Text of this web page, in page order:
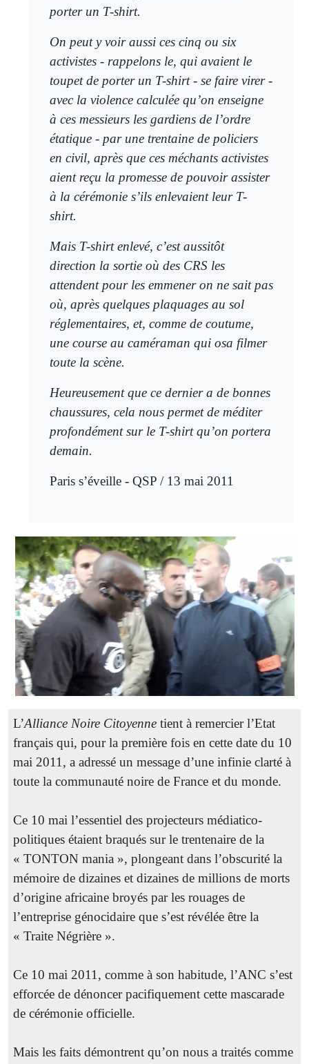
porter un T-shirt.
On peut y voir aussi ces cinq ou six
activistes - rappelons le, qui avaient le
toupet de porter un T-shirt - se faire virer -
avec la violence calculée qu’on enseigne
à ces messieurs les gardiens de l’ordre
étatique - par une trentaine de policiers
en civil, après que ces méchants activistes
aient reçu la promesse de pouvoir assister
à la cérémonie s’ils enlevaient leur T-
shirt.
Mais T-shirt enlevé, c’est aussitôt
direction la sortie où des CRS les
attendent pour les emmener on ne sait pas
où, après quelques plaquages au sol
réglementaires, et, comme de coutume,
une course au caméraman qui osa filmer
toute la scène.
Heureusement que ce dernier a de bonnes
chaussures, cela nous permet de méditer
profondément sur le T-shirt qu’on portera
demain.
Paris s’éveille - QSP / 13 mai 2011
L’Alliance Noire Citoyenne tient à remercier l’Etat
français qui, pour la première fois en cette date du 10
mai 2011, a adressé un message d’une infinie clarté à
toute la communauté noire de France et du monde.
Ce 10 mai l’essentiel des projecteurs médiatico-
politiques étaient braqués sur le trentenaire de la
« TONTON mania », plongeant dans l’obscurité la
mémoire de dizaines et dizaines de millions de morts
d’origine africaine broyés par les rouages de
l’entreprise génocidaire que s’est révélée être la
« Traite Négrière ».
Ce 10 mai 2011, comme à son habitude, l’ANC s’est
efforcée de dénoncer pacifiquement cette mascarade
de cérémonie officielle.
Mais les faits démontrent qu’on nous a traités comme